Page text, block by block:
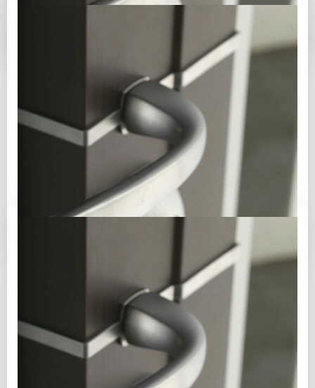
exclusif développé par notre service […]
Juin 17 admin3020
Coffre 40l
Coffre-fort moyenne capacité. Dimensions Int: 400 x
360 x 300 mm Poids : 89Kg Epaisseur corps/porte :
3/6 mm Coffre-fort Complice 40L Coffre-fort […]
/ admin3020
Coffre-fort complice10l
Coffre-fort anti-effraction et anti-feu Complice est
une gamme de coffres-forts fabriquée dans notre